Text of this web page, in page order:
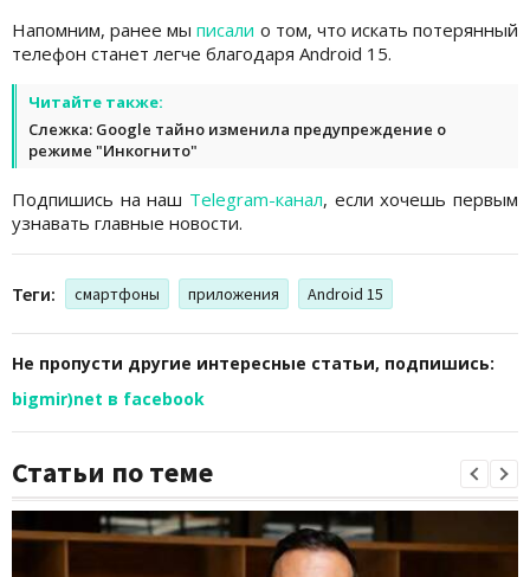
Напомним, ранее мыписали о том, что искать потерянный
телефон станет легче благодаря Android 15.
Читайте также:
Слежка: Google тайно изменила предупреждение о
режиме "Инкогнито"
Подпишись на наш Telegram-канал, если хочешь первым
узнавать главные новости.
Теги: смартфоны приложения Android 15
Не пропусти другие интересные статьи, подпишись:
bigmir)net в facebook
Статьи по теме